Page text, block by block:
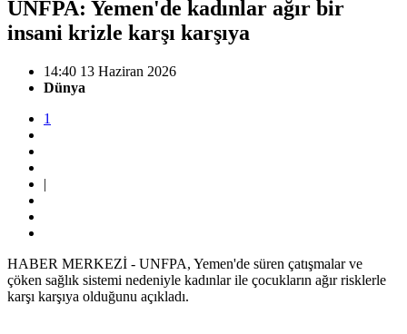
UNFPA: Yemen'de kadınlar ağır bir
insani krizle karşı karşıya
14:40 13 Haziran 2026
Dünya
1
|
HABER MERKEZİ - UNFPA, Yemen'de süren çatışmalar ve
çöken sağlık sistemi nedeniyle kadınlar ile çocukların ağır risklerle
karşı karşıya olduğunu açıkladı.